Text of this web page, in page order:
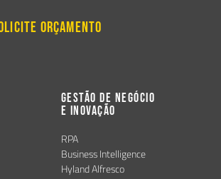
Orçamento
Gestão de Negócio
e Inovação
RPA
Business Intelligence
Hyland Alfresco